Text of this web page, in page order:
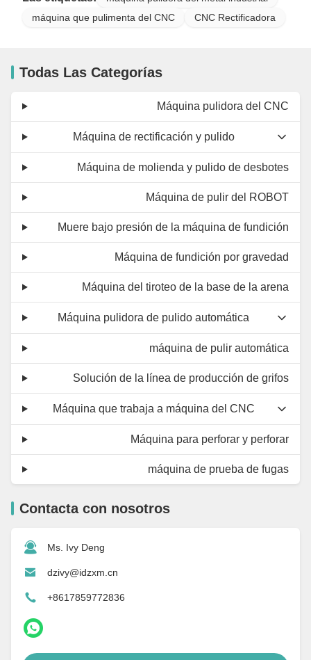
máquina que pulimenta del CNC
CNC Rectificadora
Todas Las Categorías
Máquina pulidora del CNC
Máquina de rectificación y pulido
Máquina de molienda y pulido de desbotes
Máquina de pulir del ROBOT
Muere bajo presión de la máquina de fundición
Máquina de fundición por gravedad
Máquina del tiroteo de la base de la arena
Máquina pulidora de pulido automática
máquina de pulir automática
Solución de la línea de producción de grifos
Máquina que trabaja a máquina del CNC
Máquina para perforar y perforar
máquina de prueba de fugas
Contacta con nosotros
Ms. Ivy Deng
dzivy@idzxm.cn
+8617859772836